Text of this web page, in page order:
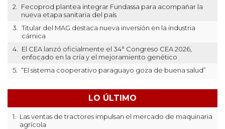
2.
Fecoprod plantea integrar Fundassa para acompañar la
nueva etapa sanitaria del país
3.
Titular del MAG destaca nueva inversión en la industria
cárnica
4.
El CEA lanzó oficialmente el 34° Congreso CEA 2026,
enfocado en la cría y el mejoramiento genético
5.
“El sistema cooperativo paraguayo goza de buena salud”
LO ÚLTIMO
1.
Las ventas de tractores impulsan el mercado de maquinaria
agrícola